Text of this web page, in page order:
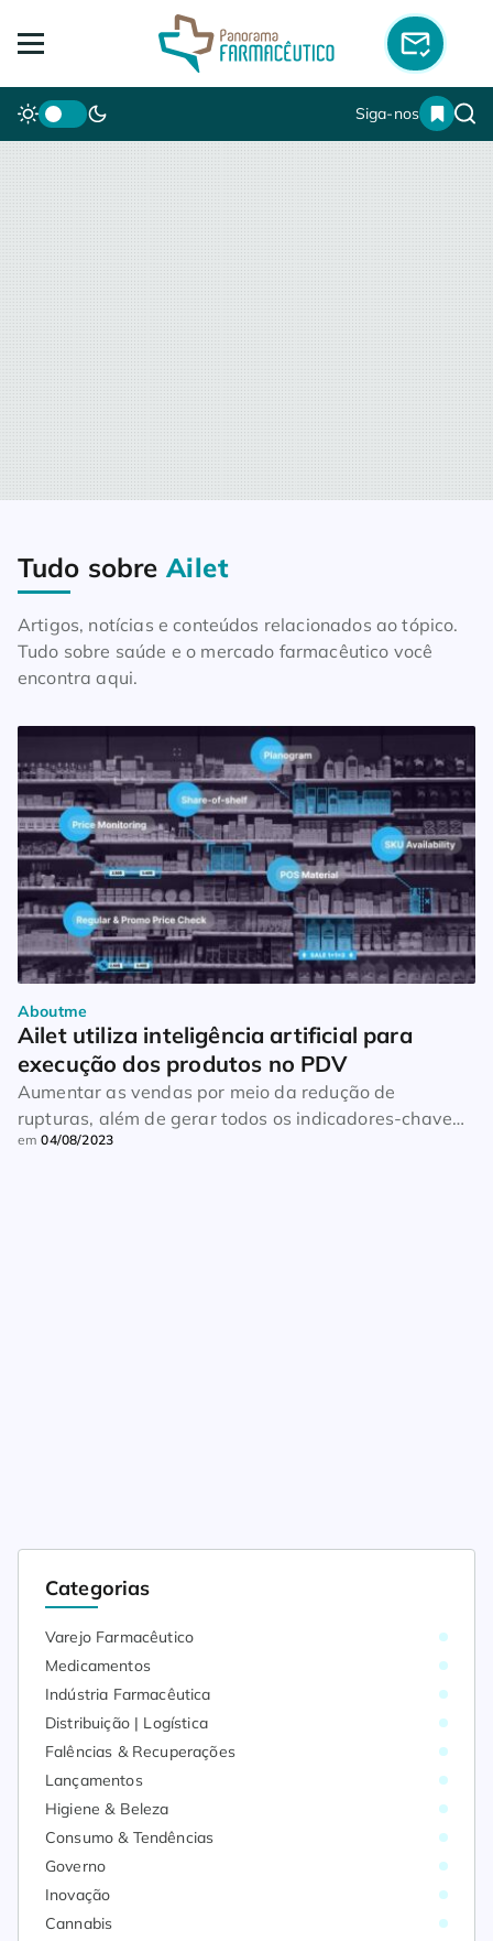
Siga-nos
Home Blog Tudo sobre Ailet
Tudo sobre Ailet
Artigos, notícias e conteúdos relacionados ao tópico.
Tudo sobre saúde e o mercado farmacêutico você
encontra aqui.
Aboutme
Ailet utiliza inteligência artificial para
execução dos produtos no PDV
Aumentar as vendas por meio da redução de
rupturas, além de gerar todos os indicadores-chave
de execução no ponto de venda com apenas uma foto.
em04/08/2023
Categorias
Varejo Farmacêutico
Medicamentos
Indústria Farmacêutica
Distribuição | Logística
Falências & Recuperações
Lançamentos
Higiene & Beleza
Consumo & Tendências
Governo
Inovação
Cannabis